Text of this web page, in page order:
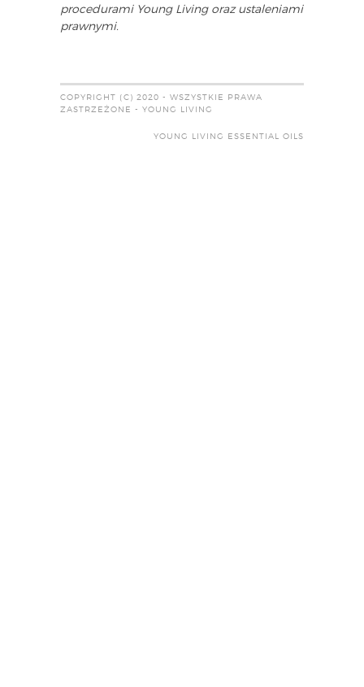
procedurami Young Living oraz ustaleniami
prawnymi.
COPYRIGHT (C) 2020 - WSZYSTKIE PRAWA
ZASTRZEŻONE - YOUNG LIVING
YOUNG LIVING ESSENTIAL OILS